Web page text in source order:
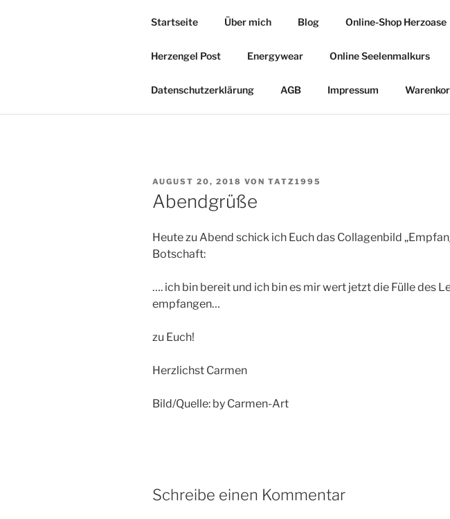
HERZOASE.COM
Startseite Über mich Blog Online-Shop Herzoase
Herzengel Post Energywear Online Seelenmalkurs
Datenschutzerklärung AGB Impressum
VERÖFFENTLICHT
AM
AUGUST 20, 2018 VON TATZ1995
Abendgrüße
Heute zu Abend schick ich Euch das Collagenbild
Botschaft:
…. ich bin bereit und ich bin es mir wert jetzt die Fülle des
empfangen…
zu Euch!
Herzlichst Carmen
Bild/Quelle: by Carmen-Art
Schreibe einen Kommentar